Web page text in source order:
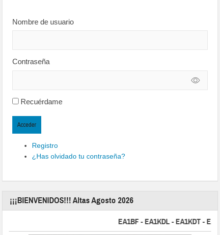
Nombre de usuario
Contraseña
Recuérdame
Acceder
Registro
¿Has olvidado tu contraseña?
¡¡¡BIENVENIDOS!!! Altas Agosto 2026
EA1BF - EA1KDL - EA1KDT -